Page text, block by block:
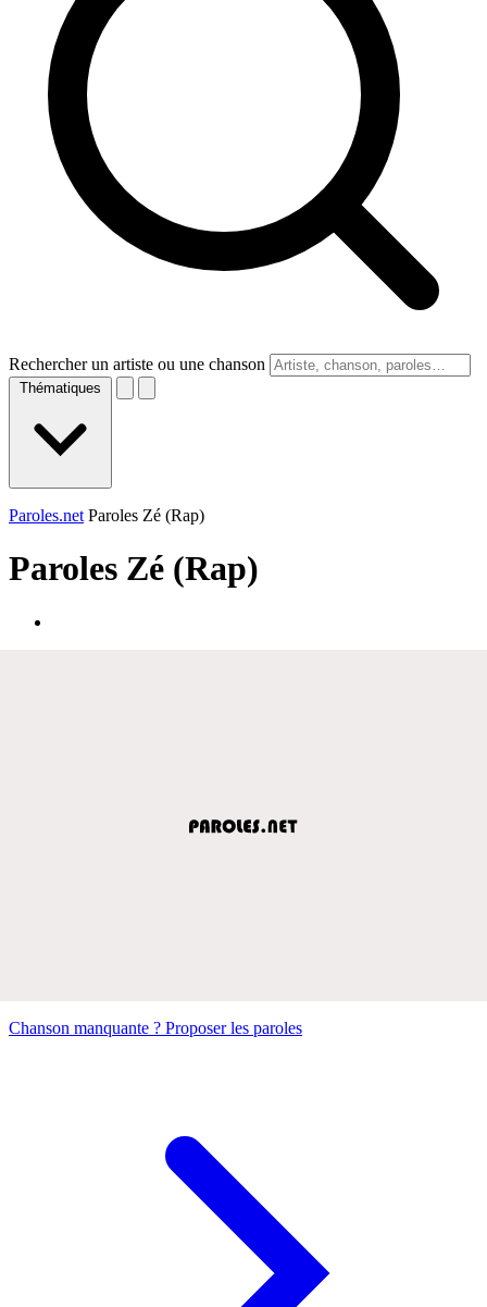
Rechercher un artiste ou une chanson
Thématiques
Paroles.net Paroles Zé (Rap)
Paroles Zé (Rap)
Chanson manquante ? Proposer les paroles